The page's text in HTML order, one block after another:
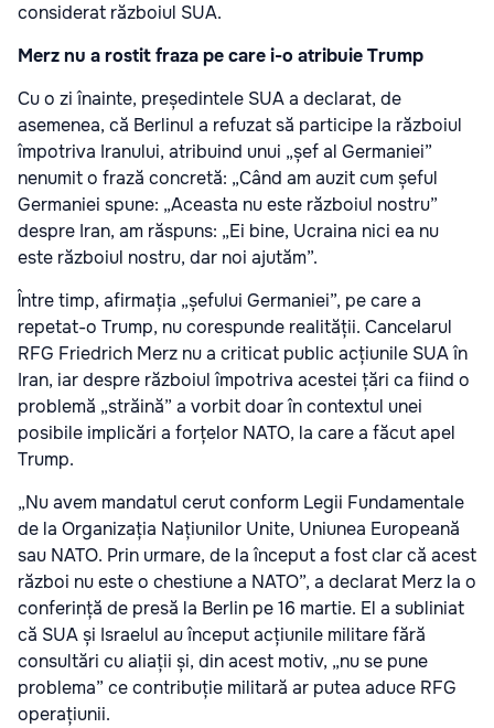
considerat războiul SUA.
Merz nu a rostit fraza pe care i-o atribuie Trump
Cu o zi înainte, președintele SUA a declarat, de
asemenea, că Berlinul a refuzat să participe la războiul
împotriva Iranului, atribuind unui „șef al Germaniei”
nenumit o frază concretă: „Când am auzit cum șeful
Germaniei spune: „Aceasta nu este războiul nostru”
despre Iran, am răspuns: „Ei bine, Ucraina nici ea nu
este războiul nostru, dar noi ajutăm”.
Între timp, afirmația „șefului Germaniei”, pe care a
repetat-o Trump, nu corespunde realității. Cancelarul
RFG Friedrich Merz nu a criticat public acțiunile SUA în
Iran, iar despre războiul împotriva acestei țări ca fiind o
problemă „străină” a vorbit doar în contextul unei
posibile implicări a forțelor NATO, la care a făcut apel
Trump.
„Nu avem mandatul cerut conform Legii Fundamentale
de la Organizația Națiunilor Unite, Uniunea Europeană
sau NATO. Prin urmare, de la început a fost clar că acest
război nu este o chestiune a NATO”, a declarat Merz la o
conferință de presă la Berlin pe 16 martie. El a subliniat
că SUA și Israelul au început acțiunile militare fără
consultări cu aliații și, din acest motiv, „nu se pune
problema” ce contribuție militară ar putea aduce RFG
operațiunii.